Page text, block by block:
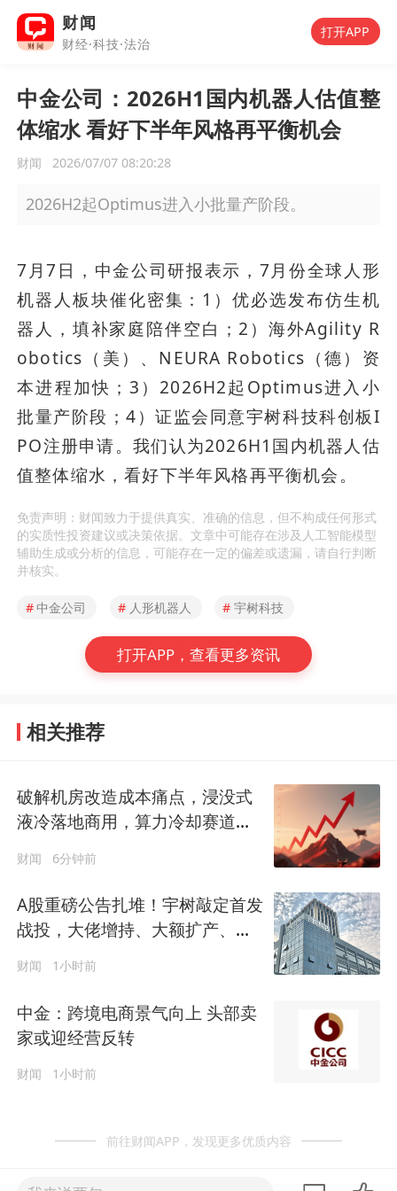
财闻
财经·科技·法治
打开APP
中金公司：2026H1国内机器人估值整
体缩水 看好下半年风格再平衡机会
财闻 2026/07/07 08:20:28
2026H2起Optimus进入小批量产阶段。
7月7日，中金公司研报表示，7月份全球人形
机器人板块催化密集：1）优必选发布仿生机
器人，填补家庭陪伴空白；2）海外Agility R
obotics（美）、NEURA Robotics（德）资
本进程加快；3）2026H2起Optimus进入小
批量产阶段；4）证监会同意宇树科技科创板I
PO注册申请。我们认为2026H1国内机器人估
值整体缩水，看好下半年风格再平衡机会。
免责声明：财闻致力于提供真实、准确的信息，但不构成任何形式
的实质性投资建议或决策依据。文章中可能存在涉及人工智能模型
辅助生成或分析的信息，可能存在一定的偏差或遗漏，请自行判断
并核实。
#中金公司 # 人形机器人 # 宇树科技
打开APP，查看更多资讯
相关推荐
破解机房改造成本痛点，浸没式
液冷落地商用，算力冷却赛道迎
财闻 6分钟前
A股重磅公告扎堆！宇树敲定首发
战投，大佬增持、大额扩产、多
类风险提示同步来袭
财闻 1小时前
中金：跨境电商景气向上 头部卖
家或迎经营反转
财闻 1小时前
前往财闻APP，发现更多优质内容